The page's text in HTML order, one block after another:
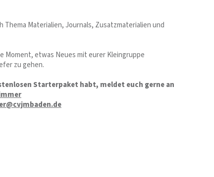
Materialien, Journals, Zusatzmaterialien und
Moment, etwas Neues mit eurer Kleingruppe
zu gehen.
Starterpaket habt, meldet euch gerne an